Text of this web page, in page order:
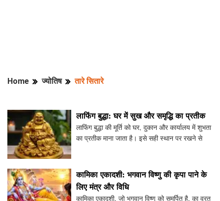
Home ज्योतिष तारे सितारे
लाफिंग बुद्धा: घर में सुख और समृद्धि का प्रतीक
लाफिंग बुद्धा की मूर्ति को घर, दुकान और कार्यालय में शुभता
का प्रतीक माना जाता है। इसे सही स्थान पर रखने से
कामिका एकादशी: भगवान विष्णु की कृपा पाने के
लिए मंत्र और विधि
कामिका एकादशी, जो भगवान विष्णु को समर्पित है, का व्रत